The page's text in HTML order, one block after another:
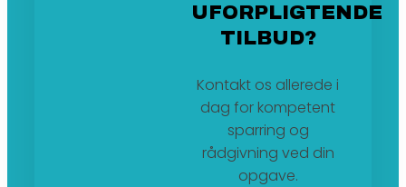
UFORPLIGTENDE
TILBUD?
Kontakt os allerede i
dag for kompetent
sparring og
rådgivning ved din
opgave.